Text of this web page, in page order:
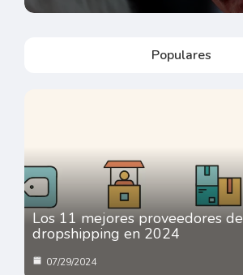
Populares
Los 11 mejores proveedores de
dropshipping en 2024
07/29/2024